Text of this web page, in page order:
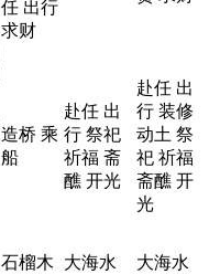
任 出行
求财
造桥 乘
船
赴任 出
行 祭祀
祈福 斋
醮 开光
赴任 出
行 装修
动土 祭
祀 祈福
斋醮 开
光
石榴木 大海水
大海水